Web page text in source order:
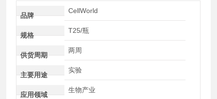
品牌
CellWorld
规格
T25/瓶
供货周期
两周
主要用途
实验
应用领域
生物产业